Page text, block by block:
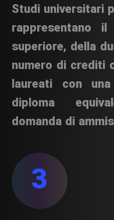
Studi universitari
rappresentano
superiore, della
numero di crediti
laureati con
diploma
domanda di
3